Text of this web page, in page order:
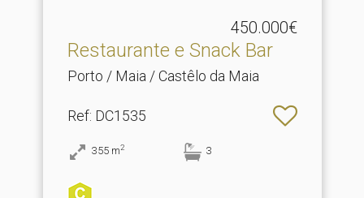
450.000€
Restaurante e Snack Bar
Porto / Maia / Castêlo da Maia
Ref: DC1535
355 m2 3